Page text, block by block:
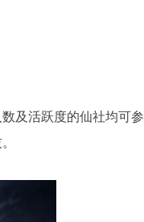
及活跃度的仙社均可参